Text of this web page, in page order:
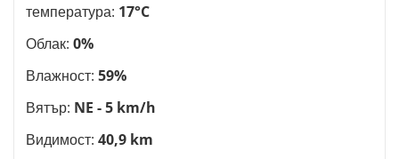
температура: 17°C
Облак: 0%
Влажност: 59%
Вятър: NE - 5 km/h
Видимост: 40,9 km